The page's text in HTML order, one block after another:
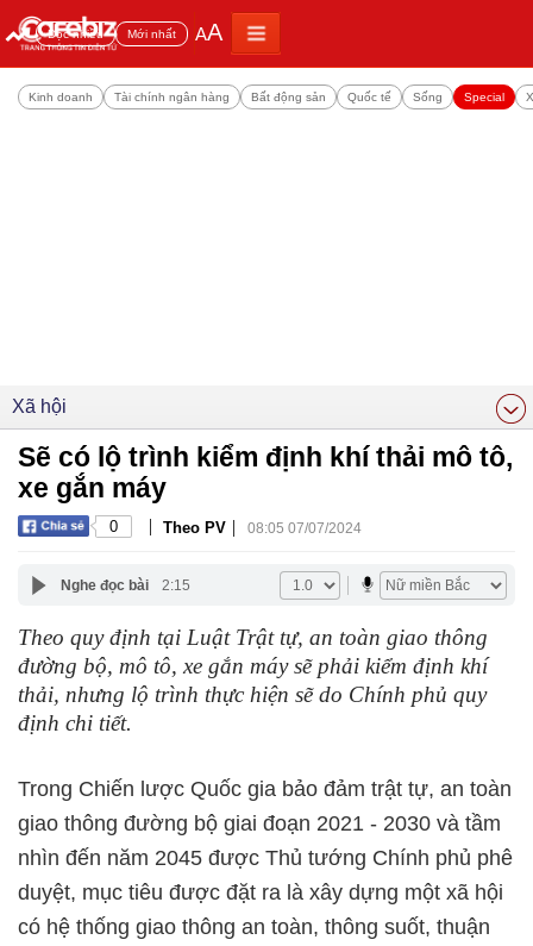
Đọc nhiều Mới nhất AA
Kinh doanh Tài chính ngân hàng Bất động sản Quốc tế Sống Special
Xã hội
Sẽ có lộ trình kiểm định khí thải mô tô,
xe gắn máy
0 | Theo PV | 08:05 07/07/2024
Nghe đọc bài 2:15
Theo quy định tại Luật Trật tự, an toàn giao thông
đường bộ, mô tô, xe gắn máy sẽ phải kiểm định khí
thải, nhưng lộ trình thực hiện sẽ do Chính phủ quy
định chi tiết.
Trong Chiến lược Quốc gia bảo đảm trật tự, an toàn
giao thông đường bộ giai đoạn 2021 - 2030 và tầm
nhìn đến năm 2045 được Thủ tướng Chính phủ phê
duyệt, mục tiêu được đặt ra là xây dựng một xã hội
có hệ thống giao thông an toàn, thông suốt, thuận